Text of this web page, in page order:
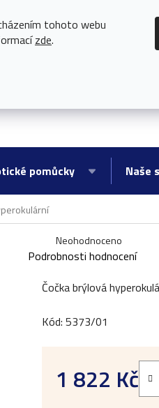
tohoto webu
zde.
KDYŽ
pomůcky Naše
Průměrné
hodnocení
Neohodnoceno
Podrobnosti hodnocení
Čočka brýlová
Kód: 5373/01
1 822 Kč